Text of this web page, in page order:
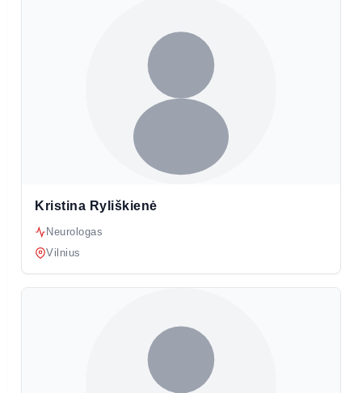
Kristina Ryliškienė
Neurologas
Vilnius